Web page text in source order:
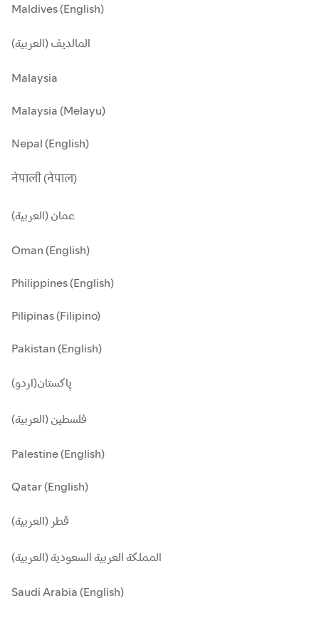
Maldives (English)
المالديف (العربية)
Malaysia
Malaysia (Melayu)
Nepal (English)
नेपाली (नेपाल)
عمان (العربية)
Oman (English)
Philippines (English)
Pilipinas (Filipino)
Pakistan (English)
پاکستان(اردو)
فلسطين (العربية)
Palestine (English)
Qatar (English)
قطر (العربية)
المملكة العربية السعودية (العربية)
Saudi Arabia (English)